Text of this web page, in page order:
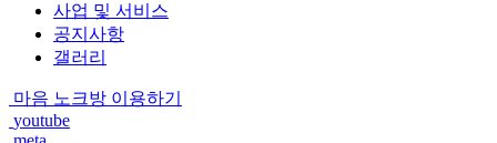
사업 및 서비스
공지사항
갤러리
마음 노크방 이용하기
youtube